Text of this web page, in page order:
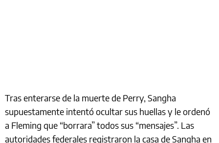
Tras enterarse de la muerte de Perry, Sangha
supuestamente intentó ocultar sus huellas y le ordenó
a Fleming que “borrara” todos sus “mensajes”. Las
autoridades federales registraron la casa de Sangha en